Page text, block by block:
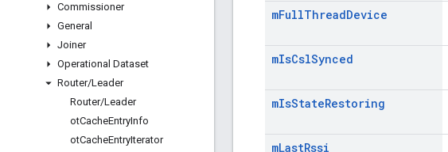
Commissioner
General
Joiner
Operational Dataset
Router/Leader
Router/Leader
otCacheEntryInfo
otCacheEntryIterator
mFullThreadDevice
mIsCslSynced
mIsStateRestoring
mLastRssi